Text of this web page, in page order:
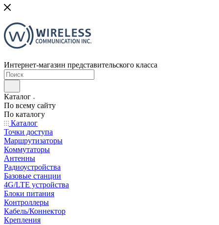
Интернет-магазин представительского класса
Каталог
По всему сайту
По каталогу
Каталог
Точки доступа
Маршрутизаторы
Коммутаторы
Антенны
Радиоустройства
Базовые станции
4G/LTE устройства
Блоки питания
Контроллеры
Кабель/Коннектор
Крепления